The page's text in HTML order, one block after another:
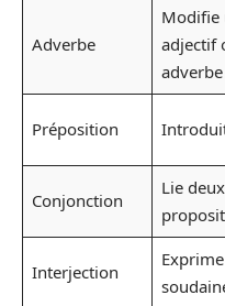
Adverbe
Modifie
adjectif
adverbe
Préposition
Conjonction
Lie
Interjection